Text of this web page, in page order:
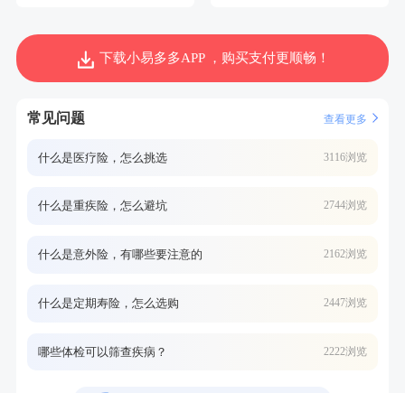
下载小易多多APP ，购买支付更顺畅！
常见问题 查看更多
什么是医疗险，怎么挑选 3116浏览
什么是重疾险，怎么避坑 2744浏览
什么是意外险，有哪些要注意的 2162浏览
什么是定期寿险，怎么选购 2447浏览
哪些体检可以筛查疾病？ 2222浏览